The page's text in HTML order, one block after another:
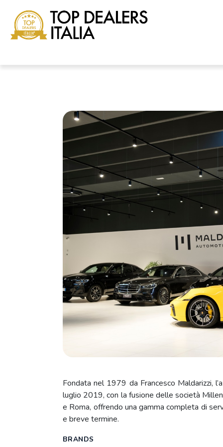
Fondata nel 1979 da Francesco Maldarizzi,
luglio 2019, con la fusione delle società
e Roma, offrendo una gamma completa di
e breve termine.
BRANDS